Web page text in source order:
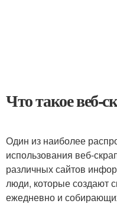
Что такое веб-
Один из наиболее
использования веб-
различных сайтов
люди, которые создают
ежедневно и